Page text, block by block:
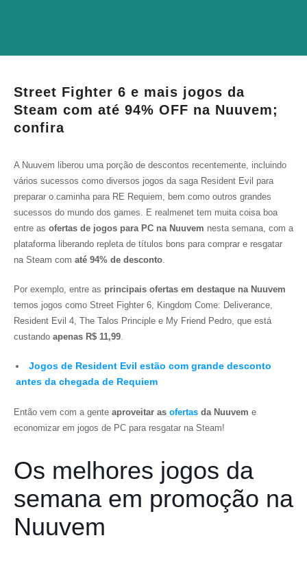
Street Fighter 6 e mais jogos da
Steam com até 94% OFF na Nuuvem;
confira
A Nuuvem liberou uma porção de descontos recentemente, incluindo
vários sucessos como diversos jogos da saga Resident Evil para
preparar o caminha para RE Requiem, bem como outros grandes
sucessos do mundo dos games. E realmenet tem muita coisa boa
entre as ofertas de jogos para PC na Nuuvem nesta semana, com a
plataforma liberando repleta de títulos bons para comprar e resgatar
na Steam com até 94% de desconto.
Por exemplo, entre as principais ofertas em destaque na Nuuvem
temos jogos como Street Fighter 6, Kingdom Come: Deliverance,
Resident Evil 4, The Talos Principle e My Friend Pedro, que está
custando apenas R$ 11,99.
Jogos de Resident Evil estão com grande desconto
antes da chegada de Requiem
Então vem com a gente aproveitar as ofertas da Nuuvem e
economizar em jogos de PC para resgatar na Steam!
Os melhores jogos da
semana em promoção na
Nuuvem